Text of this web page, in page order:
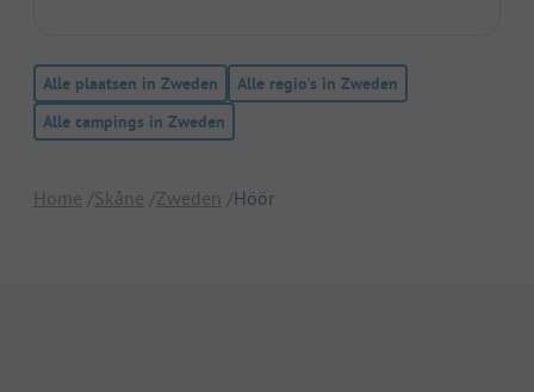
Alle plaatsen in Zweden
Alle regio's in Zweden
Alle campings in Zweden
Home Skåne Zweden Höör